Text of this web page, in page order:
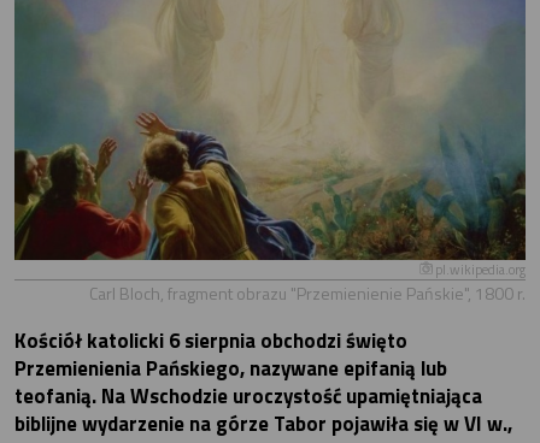
pl.wikipedia.org
Carl Bloch, fragment obrazu "Przemienienie Pańskie", 1800 r.
Kościół katolicki 6 sierpnia obchodzi święto
Przemienienia Pańskiego, nazywane epifanią lub
teofanią. Na Wschodzie uroczystość upamiętniająca
biblijne wydarzenie na górze Tabor pojawiła się w VI w.,